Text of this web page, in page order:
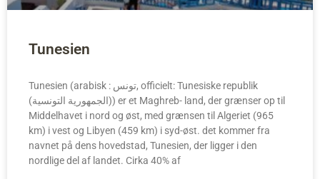
Tunesien
Tunesien (arabisk : تونس, officielt: Tunesiske republik
(الجمهورية التونسية)) er et Maghreb- land, der grænser op til
Middelhavet i nord og øst, med grænsen til Algeriet (965
km) i vest og Libyen (459 km) i syd-øst. det kommer fra
navnet på dens hovedstad, Tunesien, der ligger i den
nordlige del af landet. Cirka 40% af